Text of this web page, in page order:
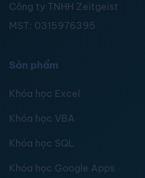
Công ty TNHH Zeitgeist
MST: 0315976395
Sản phẩm
Khóa học Excel
Khóa học VBA
Khóa học SQL
Khóa học Google Apps